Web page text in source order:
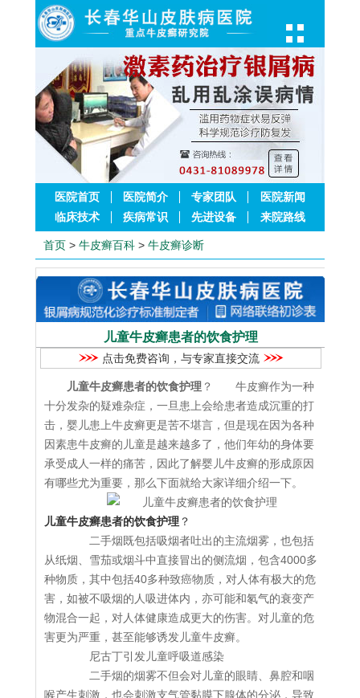
医院首页 医院简介 专家团队
医院新闻
临床技术
疾病常识 先进设备 来院路线
首页 > 牛皮癣百科 > 牛皮癣诊断
儿童牛皮癣患者的饮食护理
点击免费咨询，与专家直接交流
儿童牛皮癣患者的饮食护理 ？ 牛皮癣作为一种
十分发杂的疑难杂症，一旦患上会给患者造成沉重的打
击，婴儿患上牛皮癣更是苦不堪言，但是现在因为各种
因素患牛皮癣的儿童是越来越多了，他们年幼的身体要
承受成人一样的痛苦，因此了解婴儿牛皮癣的形成原因
有哪些尤为重要，那么下面就给大家详细介绍一下。
儿童牛皮癣患者的饮食护理 ？
二手烟既包括吸烟者吐出的主流烟雾，也包括
从纸烟、雪茄或烟斗中直接冒出的侧流烟，包含4000多
种物质，其中包括40多种致癌物质，对人体有极大的危
害，如被不吸烟的人吸进体内，亦可能和氡气的衰变产
物混合一起，对人体健康造成更大的伤害。对儿童的危
害更为严重，甚至能够诱发儿童牛皮癣。
尼古丁引发儿童呼吸道感染
二手烟的烟雾不但会对儿童的眼睛、鼻腔和咽
喉产生刺激，也会刺激支气管黏膜下腺体的分泌，导致